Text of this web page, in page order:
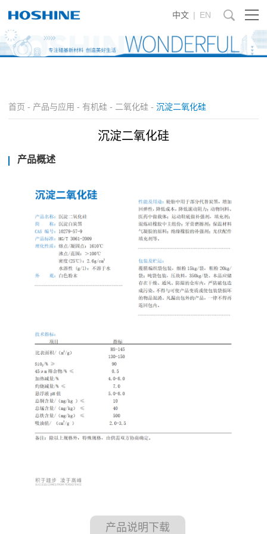
中文 | EN
首页 - 产品与应用 - 有机硅- 二氧化硅- 沉淀二氧化硅
沉淀二氧化硅
产品概述
产品说明下载